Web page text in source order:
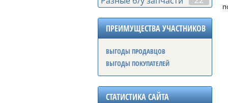
ПРЕИМУЩЕСТВА УЧАСТНИКОВ
ВЫГОДЫ ПРОДАВЦОВ
ВЫГОДЫ ПОКУПАТЕЛЕЙ
СТАТИСТИКА САЙТА